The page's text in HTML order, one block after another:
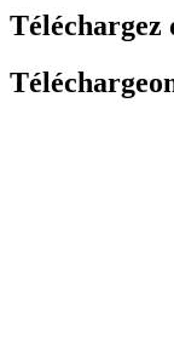
Téléchargez